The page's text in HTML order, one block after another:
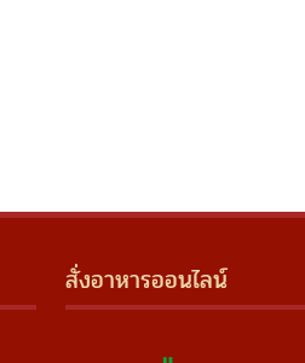
สั่งอาหารออนไลน์